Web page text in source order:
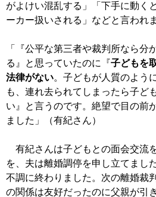
がよけい混乱する」「下手に動く
ーカー扱いされる」などと言われ
「『公平な第三者や裁判所なら分
る』と思っていたのに『子どもを
法律がない。子どもが人質のよう
も、連れ去られてしまったら子ど
い』と言うのです。絶望で目の前
ました」（有紀さん）
有紀さんは子どもとの面会交流
を、夫は離婚調停を申し立てまし
不調に終わりました。次の離婚裁
の関係は友好だったのに父親が引